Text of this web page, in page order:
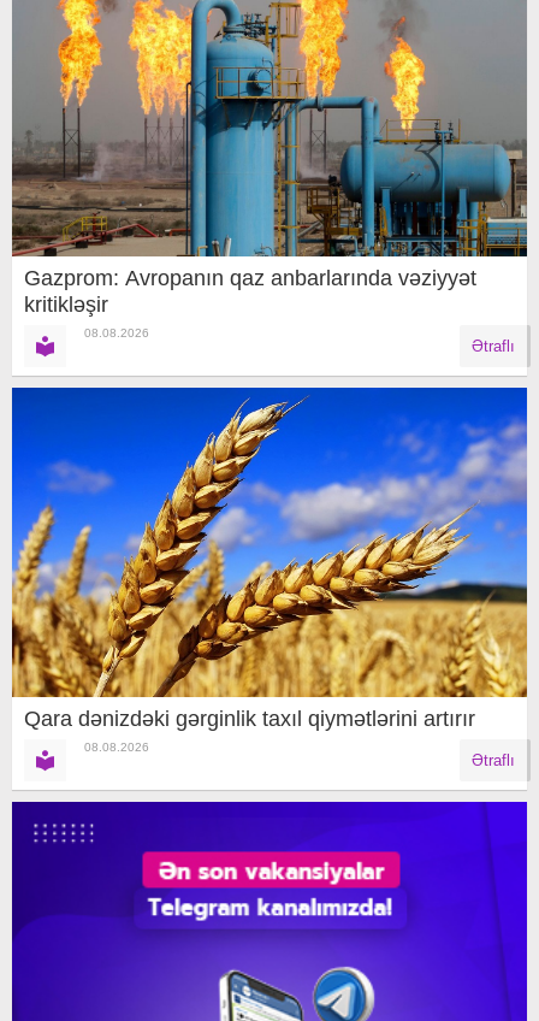
Gazprom: Avropanın qaz anbarlarında vəziyyət
kritikləşir
08.08.2026
Ətraflı
Qara dənizdəki gərginlik taxıl qiymətlərini artırır
08.08.2026
Ətraflı